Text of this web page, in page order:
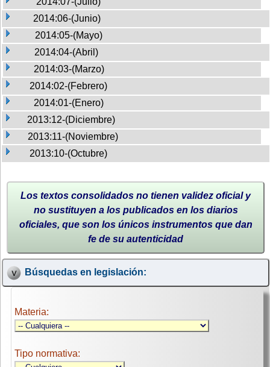
2014:06-(Junio)
2014:05-(Mayo)
2014:04-(Abril)
2014:03-(Marzo)
2014:02-(Febrero)
2014:01-(Enero)
2013:12-(Diciembre)
2013:11-(Noviembre)
2013:10-(Octubre)
Los textos consolidados no tienen validez oficial y
no sustituyen a los publicados en los diarios
oficiales, que son los únicos instrumentos que dan
fe de su autenticidad
Búsquedas en legislación:
Materia:
Tipo normativa: